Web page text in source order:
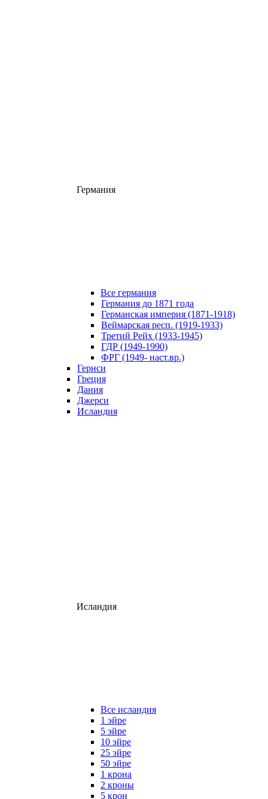
Германия
Все германия
Германия до 1871 года
Германская империя (1871-1918)
Веймарская респ. (1919-1933)
Третий Рейх (1933-1945)
ГДР (1949-1990)
ФРГ (1949- наст.вр.)
Гернси
Греция
Дания
Джерси
Исландия
Исландия
Все исландия
1 эйре
5 эйре
10 эйре
25 эйре
50 эйре
1 крона
2 кроны
5 крон